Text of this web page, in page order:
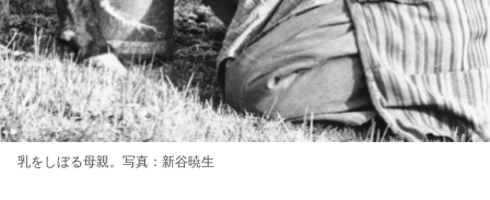
乳をしぼる母親。写真：新谷暁生